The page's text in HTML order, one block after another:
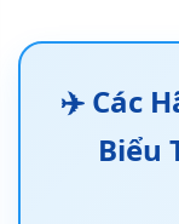
✈️ Các
Biểu